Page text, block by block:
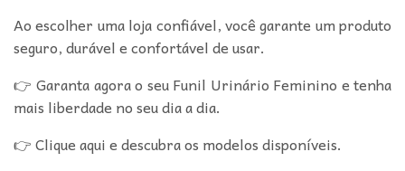
Ao escolher uma loja confiável, você garante um produto
seguro, durável e confortável de usar.
👉 Garanta agora o seu Funil Urinário Feminino e tenha
mais liberdade no seu dia a dia.
👉 Clique aqui e descubra os modelos disponíveis.